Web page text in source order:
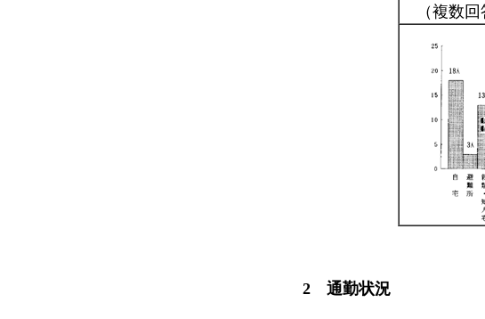
（複数回
2 通勤状況